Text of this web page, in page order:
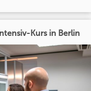
Kurs in Berlin